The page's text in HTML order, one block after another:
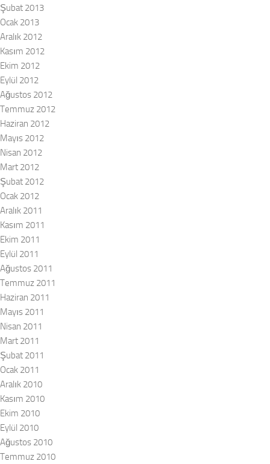
Şubat 2013
Ocak 2013
Aralık 2012
Kasım 2012
Ekim 2012
Eylül 2012
Ağustos 2012
Temmuz 2012
Haziran 2012
Mayıs 2012
Nisan 2012
Mart 2012
Şubat 2012
Ocak 2012
Aralık 2011
Kasım 2011
Ekim 2011
Eylül 2011
Ağustos 2011
Temmuz 2011
Haziran 2011
Mayıs 2011
Nisan 2011
Mart 2011
Şubat 2011
Ocak 2011
Aralık 2010
Kasım 2010
Ekim 2010
Eylül 2010
Ağustos 2010
Temmuz 2010